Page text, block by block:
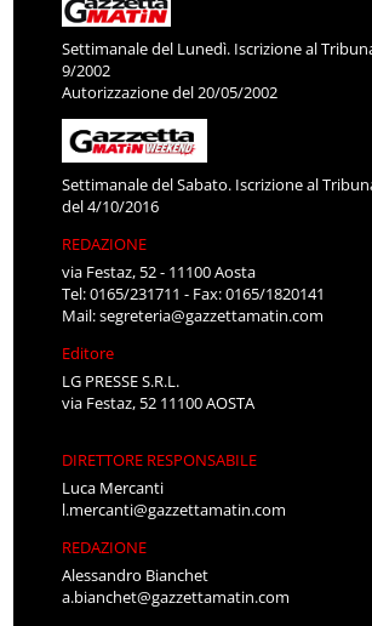
Settimanale del Lunedì. Iscrizione al
9/2002
Autorizzazione del 20/05/2002
Settimanale del Sabato. Iscrizione al
del 4/10/2016
REDAZIONE
via Festaz, 52 - 11100 Aosta
Tel: 0165/231711 - Fax: 0165/1820141
Mail:segreteria@gazzettamatin.com
Editore
LG PRESSE S.R.L.
via Festaz, 52 11100 AOSTA
DIRETTORE RESPONSABILE
Luca Mercanti
l.mercanti@gazzettamatin.com
REDAZIONE
Alessandro Bianchet
a.bianchet@gazzettamatin.com